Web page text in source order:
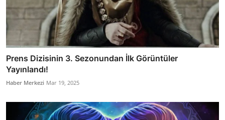
Prens Dizisinin 3. Sezonundan İlk Görüntüler
Yayınlandı!
Haber Merkezi Mar 19, 2025